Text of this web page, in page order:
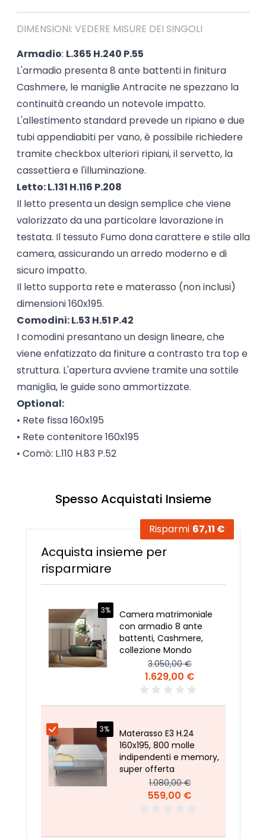
DIMENSIONI: VEDERE MISURE DEI SINGOLI
Armadio: L.365 H.240 P.55
L'armadio presenta 8 ante battenti in finitura
Cashmere, le maniglie Antracite ne spezzano la
continuità creando un notevole impatto.
L'allestimento standard prevede un ripiano e due
tubi appendiabiti per vano, è possibile richiedere
tramite checkbox ulteriori ripiani, il servetto, la
cassettiera e l'illuminazione.
Letto: L.131 H.116 P.208
Il letto presenta un design semplice che viene
valorizzato da una particolare lavorazione in
testata. Il tessuto Fumo dona carattere e stile alla
camera, assicurando un arredo moderno e di
sicuro impatto.
Il letto supporta rete e materasso (non inclusi)
dimensioni 160x195.
Comodini: L.53 H.51 P.42
I comodini presantano un design lineare, che
viene enfatizzato da finiture a contrasto tra top e
struttura. L'apertura avviene tramite una sottile
maniglia, le guide sono ammortizzate.
Optional:
• Rete fissa 160x195
• Rete contenitore 160x195
• Comò: L.110 H.83 P.52
Spesso Acquistati Insieme
Acquista insieme per
risparmiare
3%
Camera matrimoniale
con armadio 8 ante
battenti, Cashmere,
collezione Mondo
1.629,00 €
3.050,00 €
3%
Materasso E3 H.24
160x195, 800 molle
indipendenti e memory,
super offerta
559,00 €
1.080,00 €
Risparmi 67,11 €